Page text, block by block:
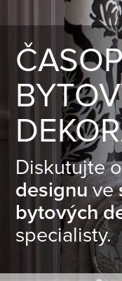
Diskutujte
designuve
bytových
specialisty.